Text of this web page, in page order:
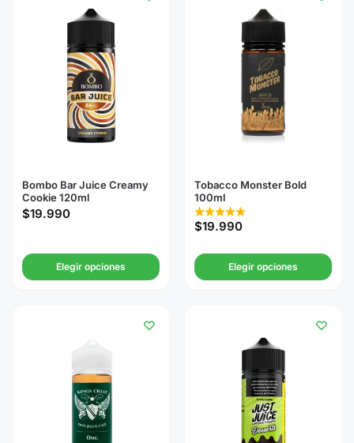
Bombo Bar Juice Creamy
Cookie 120ml
$19.990
Elegir opciones
Tobacco Monster Bold
100ml
$19.990
Elegir opciones